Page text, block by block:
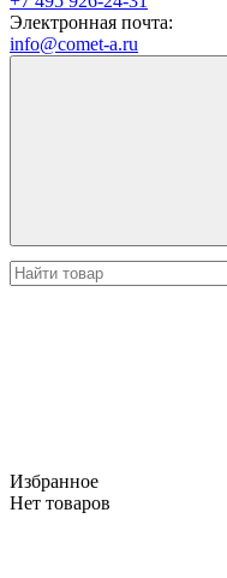
Электронная почта:
info@comet-a.ru
Избранное
Нет товаров